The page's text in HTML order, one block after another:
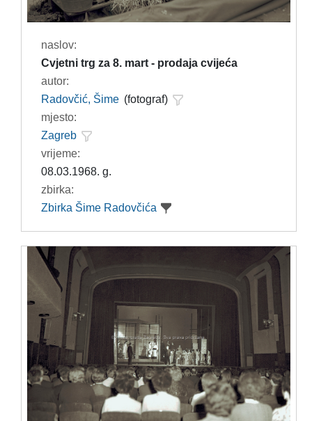
naslov:
Cvjetni trg za 8. mart - prodaja cvijeća
autor:
Radovčić, Šime (fotograf)
mjesto:
Zagreb
vrijeme:
08.03.1968. g.
zbirka:
Zbirka Šime Radovčića